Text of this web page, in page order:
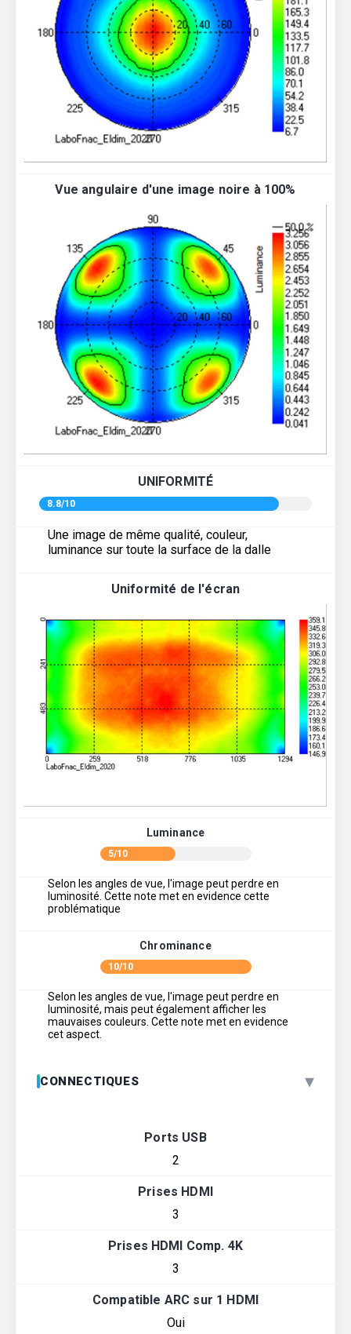
Vue angulaire d'une image noire à 100%
UNIFORMITÉ
8.8/10
Une image de même qualité, couleur,
luminance sur toute la surface de la dalle
Uniformité de l'écran
Luminance
5/10
Selon les angles de vue, l'image peut perdre en
luminosité. Cette note met en evidence cette
problématique
Chrominance
10/10
Selon les angles de vue, l'image peut perdre en
luminosité, mais peut également afficher les
mauvaises couleurs. Cette note met en evidence
cet aspect.
CONNECTIQUES ▾
Ports USB
2
Prises HDMI
3
Prises HDMI Comp. 4K
3
Compatible ARC sur 1 HDMI
Oui